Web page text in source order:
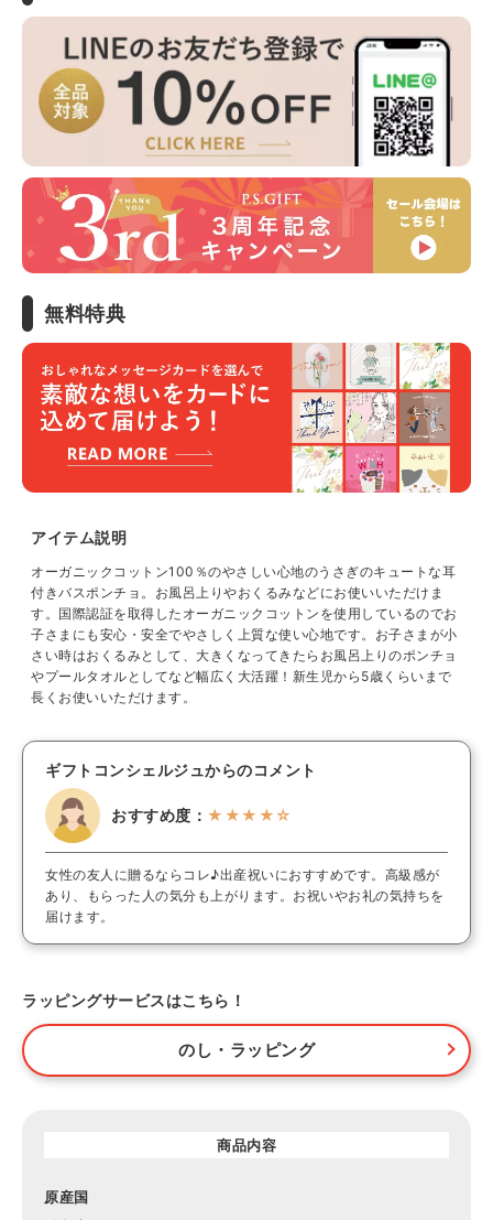
無料特典
アイテム説明
オーガニックコットン100％のやさしい心地のうさぎのキュートな耳
付きバスポンチョ。お風呂上りやおくるみなどにお使いいただけま
す。国際認証を取得したオーガニックコットンを使用しているのでお
子さまにも安心・安全でやさしく上質な使い心地です。お子さまが小
さい時はおくるみとして、大きくなってきたらお風呂上りのポンチョ
やプールタオルとしてなど幅広く大活躍！新生児から5歳くらいまで
長くお使いいただけます。
ギフトコンシェルジュからのコメント
おすすめ度： ★★★★☆
女性の友人に贈るならコレ♪出産祝いにおすすめです。高級感が
あり、もらった人の気分も上がります。お祝いやお礼の気持ちを
届けます。
ラッピングサービスはこちら！
のし・ラッピング
商品内容
原産国